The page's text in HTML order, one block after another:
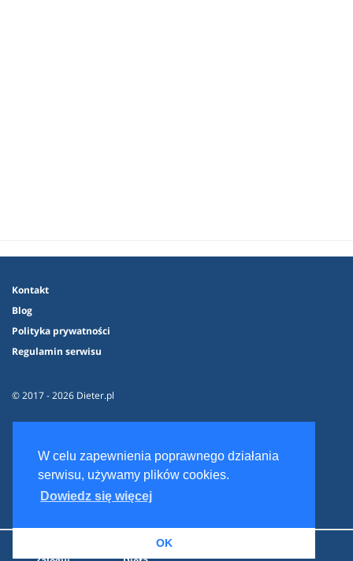
W celu zapewnienia poprawnego działania
serwisu, używamy plików cookies.
Dowiedz się więcej
OK
Kontakt
Blog
Polityka prywatności
Regulamin serwisu
© 2017 - 2026 Dieter.pl